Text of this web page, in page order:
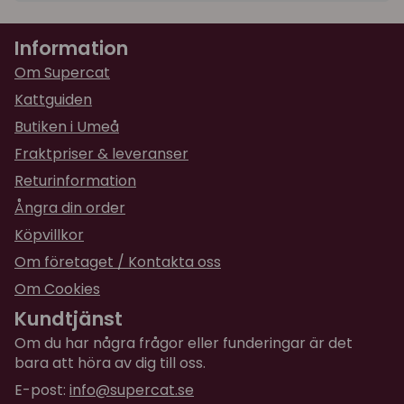
Katarina
för 2 år sedan
★★★★★
Lektunnel var så roligt så vi köpte en till och
gjorde jätte lång. Han leker jätte mycket i den.
Barbro
för 2 år sedan
Jättekul och flitigt använd
Katarina
Min katt tycker den är jätte rolig.
Information
Om Supercat
Kattguiden
Butiken i Umeå
Fraktpriser & leveranser
Returinformation
Ångra din order
Köpvillkor
Om företaget / Kontakta oss
Om Cookies
Kundtjänst
Om du har några frågor eller funderingar är det
bara att höra av dig till oss.
E-post: info@supercat.se